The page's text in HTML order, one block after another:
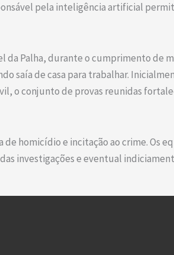
pela inteligência artificial
da Palha, durante o cumprimento de
saía de casa para trabalhar.
o conjunto de provas reunidas
homicídio e incitação ao crime. Os
investigações e eventual